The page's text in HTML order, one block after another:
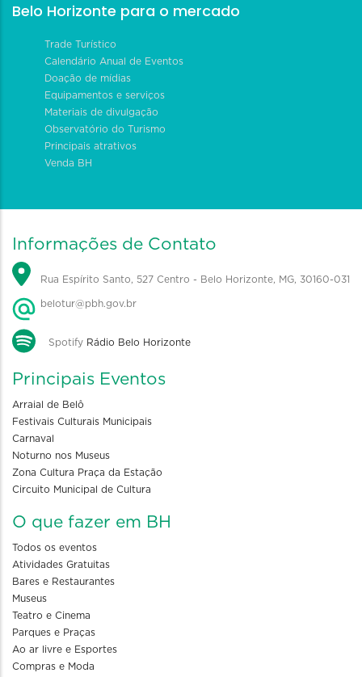
Belo Horizonte para o mercado
Trade Turístico
Calendário Anual de Eventos
Doação de mídias
Equipamentos e serviços
Materiais de divulgação
Observatório do Turismo
Principais atrativos
Venda BH
Informações de Contato
Rua Espírito Santo, 527 Centro - Belo Horizonte, MG, 30160-031
belotur@pbh.gov.br
Spotify Rádio Belo Horizonte
Principais Eventos
Arraial de Belô
Festivais Culturais Municipais
Carnaval
Noturno nos Museus
Zona Cultura Praça da Estação
Circuito Municipal de Cultura
O que fazer em BH
Todos os eventos
Atividades Gratuitas
Bares e Restaurantes
Museus
Teatro e Cinema
Parques e Praças
Ao ar livre e Esportes
Compras e Moda